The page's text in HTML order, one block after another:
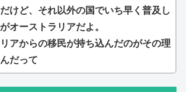
けど、それ以外の国でいち早く普及し
オーストラリアだよ。
アからの移民が持ち込んだのがその理
だって